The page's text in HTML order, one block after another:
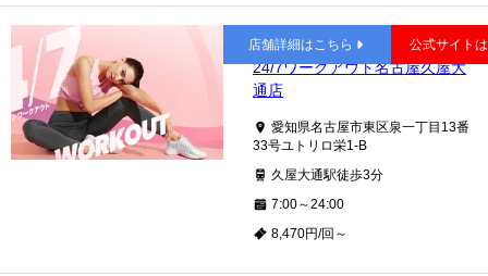
久屋大通
24/7ワークアウト名古屋久屋大
通店
愛知県名古屋市東区泉一丁目13番
33号ユトリロ栄1-B
久屋大通駅徒歩3分
7:00～24:00
8,470円/回～
店舗詳細はこちら 公式サイト